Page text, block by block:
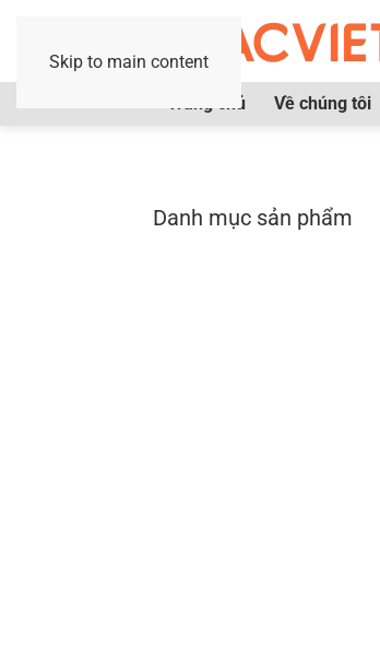
Skip to main content
Trang chủ Về chúng tôi
Danh mục sản phẩm